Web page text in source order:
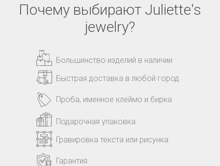
Почему выбирают Juliette's
jewelry?
Большинство изделий в наличии
Быстрая доставка в любой город
Подарочная упаковка
Гравировка текста или рисунка
Проба, именное клеймо и бирка
Гарантия